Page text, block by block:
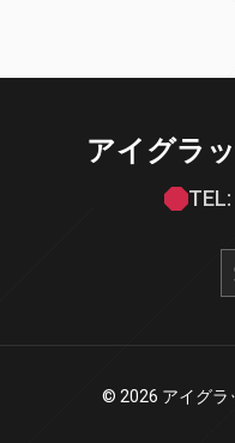
アイグラ
© 2026 アイグラ